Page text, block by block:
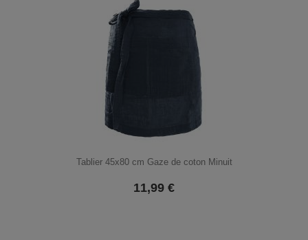
Tablier 45x80 cm Gaze de coton Minuit
11,99 €